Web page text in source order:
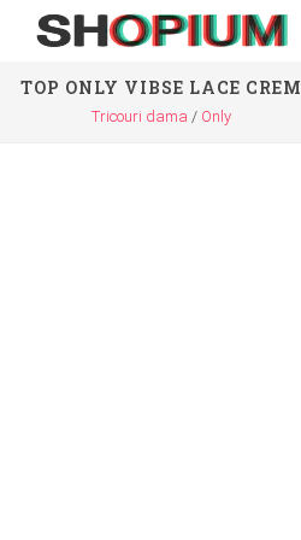
TOP ONLY VIBSE LACE CREM
Tricouri dama Only